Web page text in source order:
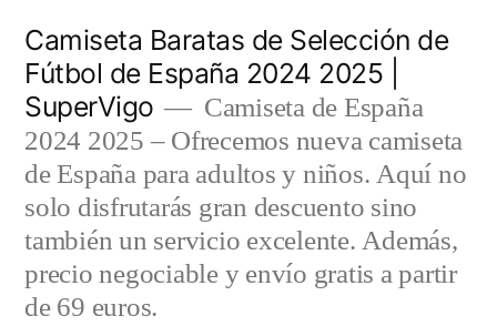
contenido
Camiseta Baratas de Selección de
Fútbol de España 2024 2025 |
SuperVigo
Camiseta de España
2024 2025 – Ofrecemos nueva camiseta
de España para adultos y niños. Aquí no
solo disfrutarás gran descuento sino
también un servicio excelente. Además,
precio negociable y envío gratis a partir
de 69 euros.